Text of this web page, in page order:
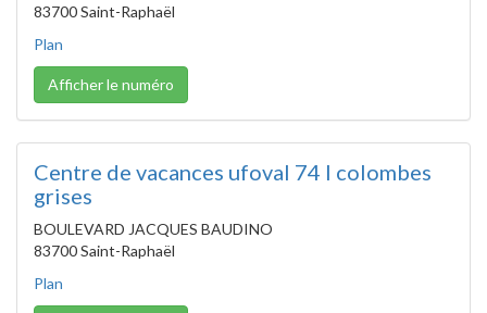
83700 Saint-Raphaël
Plan
Afficher le numéro
Centre de vacances ufoval 74 l colombes
grises
BOULEVARD JACQUES BAUDINO
83700 Saint-Raphaël
Plan